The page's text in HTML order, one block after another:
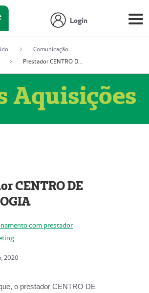
Login
Comunicação
Prestador CENTRO DE ONCOLOGIA
Aquisições
CENTRO DE
com prestador
2020
o prestador CENTRO DE